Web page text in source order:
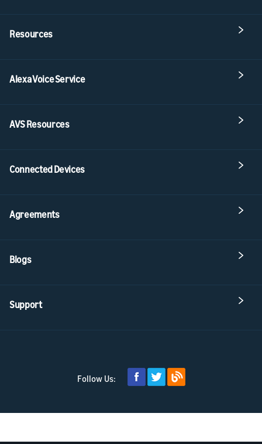
Resources
Alexa Voice Service
AVS Resources
Connected Devices
Agreements
Blogs
Support
Follow Us: